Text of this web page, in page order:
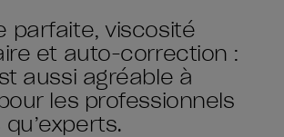
parfaite, viscosité
et auto-correction :
aussi agréable à
les professionnels